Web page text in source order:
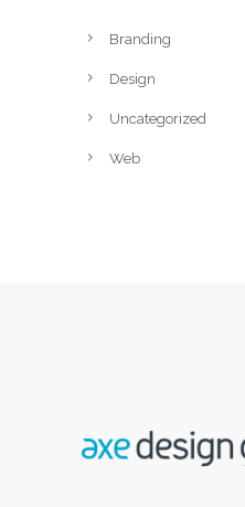
Branding
Design
Uncategorized
Web